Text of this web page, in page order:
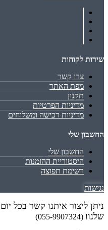
שירות לקוחות
צרו קשר
מפת האתר
תקנון
מדיניות הפרטיות
מדיניות רכישה ומשלוחים
החשבון שלי
החשבון שלי
היסטוריית ההזמנות
רשימת תפוצה
נגישות
ניתן ליצור איתנו קשר בכל
שלנו! (055-9907324)